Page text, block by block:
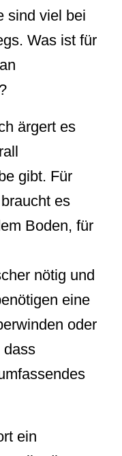
sind viel bei
Was ist für
ärgert es
gibt. Für
es
Boden, für
nötig und
eine
oder
dass
ein